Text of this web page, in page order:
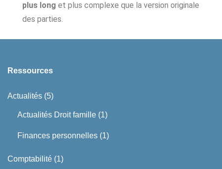
plus long et plus complexe que la version originale
des parties.
Ressources
Actualités (5)
Actualités Droit famille (1)
Finances personnelles (1)
Comptabilité (1)